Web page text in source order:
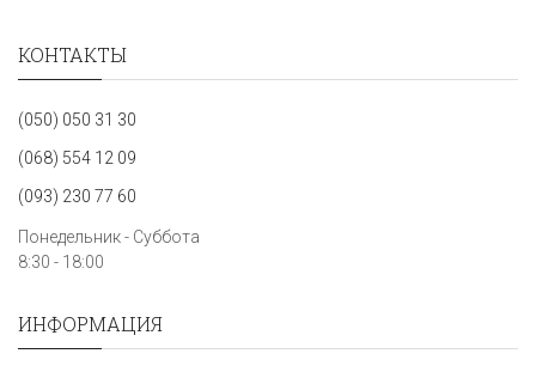
КОНТАКТЫ
(050) 050 31 30
(068) 554 12 09
(093) 230 77 60
Понедельник - Суббота
8:30 - 18:00
ИНФОРМАЦИЯ